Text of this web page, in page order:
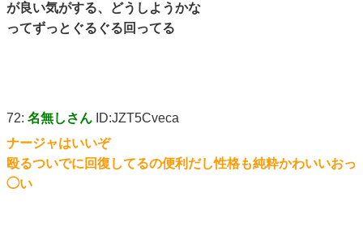
が良い気がする、どうしようかな
ってずっとぐるぐる回ってる
72: 名無しさん ID:JZT5Cveca
ナージャはいいぞ
殴るついでに回復してるの便利だし性格も純粋かわいいおっ
◯い